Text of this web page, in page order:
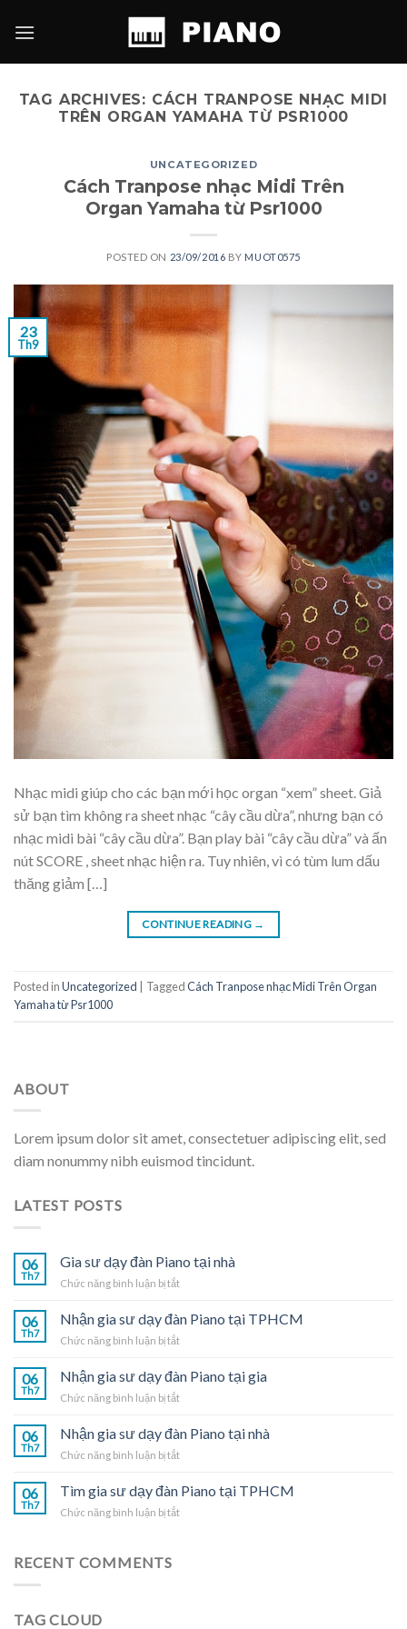
TAG ARCHIVES: CÁCH TRANPOSE NHẠC MIDI
TRÊN ORGAN YAMAHA TỪ PSR1000
UNCATEGORIZED
Cách Tranpose nhạc Midi Trên
Organ Yamaha từ Psr1000
POSTED ON 23/09/2016 BY MUOT0575
23
Th9
Nhạc midi giúp cho các bạn mới học organ “xem” sheet. Giả
sử bạn tìm không ra sheet nhạc “cây cầu dừa”, nhưng bạn có
nhạc midi bài “cây cầu dừa”. Bạn play bài “cây cầu dừa” và ấn
nút SCORE , sheet nhạc hiện ra. Tuy nhiên, vì có tùm lum dấu
thăng giảm […]
CONTINUE READING →
Posted inUncategorized TaggedCách Tranpose nhạc Midi Trên Organ
Yamaha từ Psr1000
ABOUT
Lorem ipsum dolor sit amet, consectetuer adipiscing elit, sed
diam nonummy nibh euismod tincidunt.
LATEST POSTS
06
Th7
Gia sư dạy đàn Piano tại nhà
Chức năng bình luận bị tắtở
dạy
đàn
tại
06
Th7
Nhận gia sư dạy đàn Piano tại TPHCM
Chức năng bình luận bị tắtở
gia
sư
dạy
Piano
TPHCM
06
Th7
Nhận gia sư dạy đàn Piano tại gia
Chức năng bình luận bị tắtở
gia
sư
dạy
Piano
gia
06
Th7
Nhận gia sư dạy đàn Piano tại nhà
Chức năng bình luận bị tắtở
gia
sư
dạy
06
Th7
Tìm gia sư dạy đàn Piano tại TPHCM
Chức năng bình luận bị tắtở
RECENT COMMENTS
TAG CLOUD